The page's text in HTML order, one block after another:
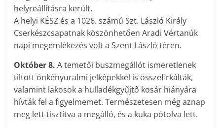
helyreállításra került.
A helyi KÉSZ és a 1026. számú Szt. László Király
Cserkészcsapatnak köszönhetően Aradi Vértanúk
napi megemlékezés volt a Szent László téren.
Október 8.A temetői buszmegállót ismeretlenek
tiltott önkényuralmi jelképekkel is összefirkálták,
valamint lakosok a hulladékgyűjtő kosár hiányára
hívták fel a figyelmemet. Természetesen még aznap
meg lett tisztítva a megálló, és a kuka pótolva lett.